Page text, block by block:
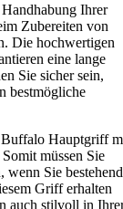
Ihrer
Zubereiten von
Die hochwertigen
eine lange
Sie sicher sein,
bestmögliche
Buffalo Hauptgriff
müssen Sie
Sie
Griff erhalten
auch stilvoll in